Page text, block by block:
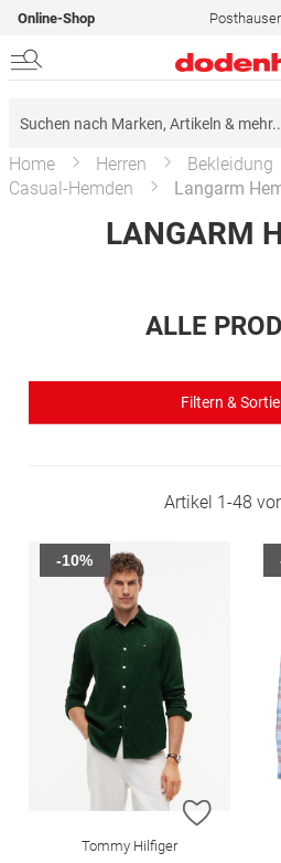
Online-Shop
Home Herren Bekleidung
Casual-Hemden
Langarm
LANGARM
ALLE
Filtern &
Artikel 1-48
ZUR
Tommy Hilfiger
-10%